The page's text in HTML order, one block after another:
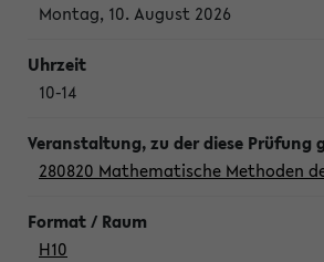
Montag, 10. August 2026
10-14
280820 Mathematische Methoden
H10